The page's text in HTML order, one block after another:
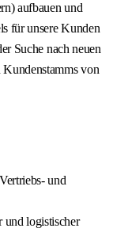
aufbauen und
für unsere Kunden
Suche nach neuen
Kundenstamms von
und
logistischer